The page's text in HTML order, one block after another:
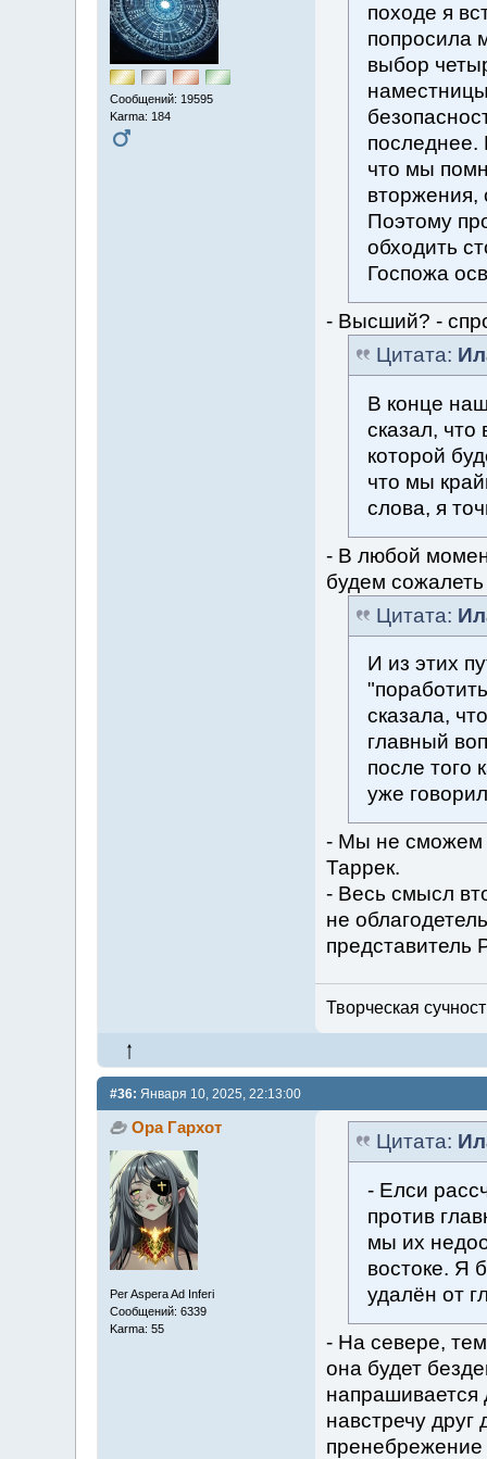
Сообщений: 19595
Karma: 184
походе я
попросила
выбор
последнее.
что мы
вторжения,
Поэтому
обходить
Госпожа
- Высший? -
Цитата:
В конце
сказал,
которой
что мы
слова, я
- В любой
будем
Цитата:
И из этих
сказала,
главный
после того
уже
- Мы не сможем
Таррек.
- Весь смысл
не
представитель
Творческая
#36: Января 10, 2025, 22:13:00
Ора Гархот
Per Aspera Ad Inferi
Сообщений: 6339
Karma: 55
Цитата:
- Елси
против
мы их
востоке. Я
удалён от
- На севере,
она будет
напрашивается
навстречу